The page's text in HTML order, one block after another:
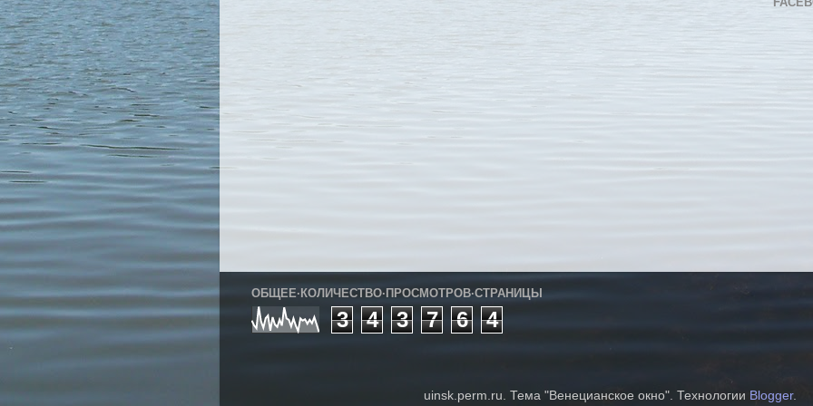
ОБЩЕЕ·КОЛИЧЕСТВО·ПРОСМОТРОВ·СТРАНИЦЫ
3 4 3 7 6 4
uinsk.perm.ru. Тема "Венецианское окно". Технологии Blogger.